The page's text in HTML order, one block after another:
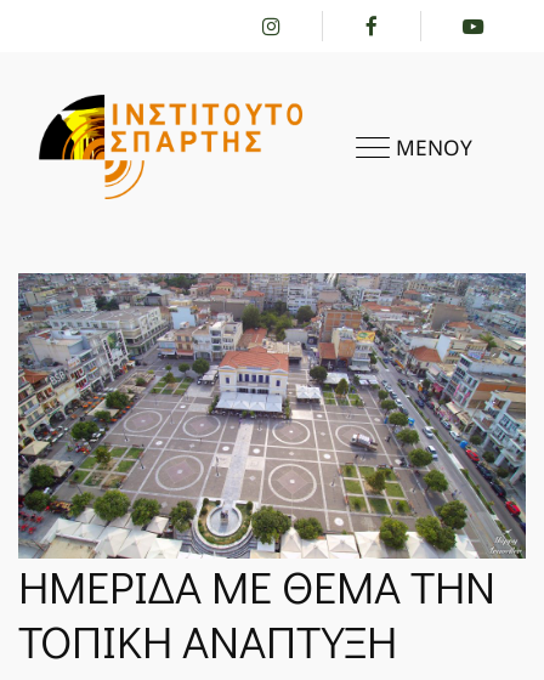
ΜΕΝΟΥ
ΑΡΧΙΚΗ
ΤΟ ΙΝΣΤΙΤΟΎΤΟ
ΔΡΑΣΤΗΡΙΌΤΗΤΕΣ
ΝΈΑ
SPARTANET
ΗΜΕΡΙΔΑ ΜΕ ΘΕΜΑ ΤΗΝ
ΤΟΠΙΚΗ ΑΝΑΠΤΥΞΗ